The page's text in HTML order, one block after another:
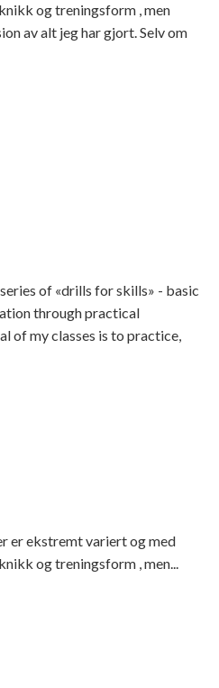
og treningsform , men
av alt jeg har gjort. Selv om
of «drills for skills» - basic
through practical
of my classes is to practice,
er ekstremt variert og med
og treningsform , men...